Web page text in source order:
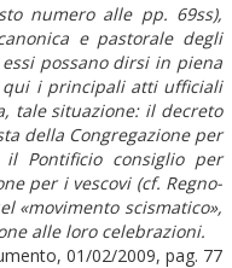
numero alle pp. 69ss),
e pastorale degli
possano dirsi in piena
qui i principali atti ufficiali
tale situazione: il decreto
della Congregazione per
Pontificio consiglio per
per i vescovi (cf. Regno-
«movimento scismatico»,
alle loro celebrazioni.
01/02/2009, pag. 77